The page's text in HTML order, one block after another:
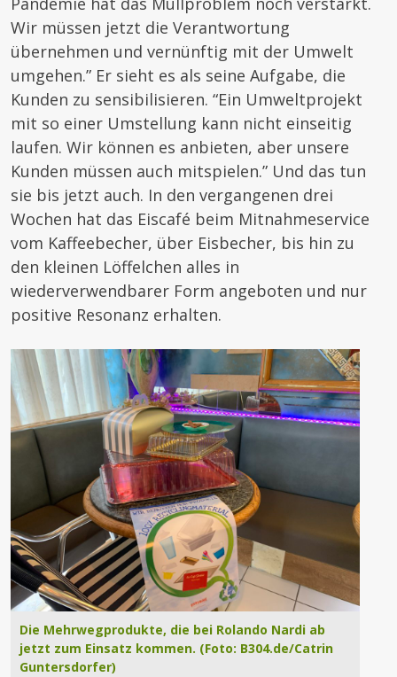
Wir müssen jetzt die Verantwortung
übernehmen und vernünftig mit der Umwelt
umgehen.” Er sieht es als seine Aufgabe, die
Kunden zu sensibilisieren. “Ein Umweltprojekt
mit so einer Umstellung kann nicht einseitig
laufen. Wir können es anbieten, aber unsere
Kunden müssen auch mitspielen.” Und das tun
sie bis jetzt auch. In den vergangenen drei
Wochen hat das Eiscafé beim Mitnahmeservice
vom Kaffeebecher, über Eisbecher, bis hin zu
den kleinen Löffelchen alles in
wiederverwendbarer Form angeboten und nur
positive Resonanz erhalten.
Die Mehrwegprodukte, die bei Rolando Nardi ab
jetzt zum Einsatz kommen. (Foto: B304.de/Catrin
Guntersdorfer)